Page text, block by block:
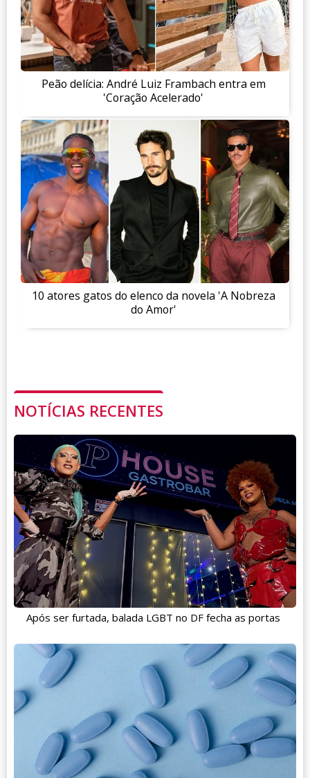
Peão delícia: André Luiz Frambach entra em
'Coração Acelerado'
10 atores gatos do elenco da novela 'A Nobreza
do Amor'
NOTÍCIAS RECENTES
Após ser furtada, balada LGBT no DF fecha as portas